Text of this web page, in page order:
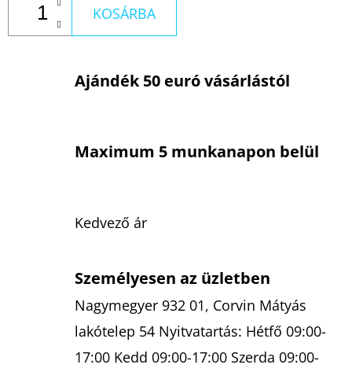
KOSÁRBA
Ajándék 50 euró vásárlástól
Maximum 5 munkanapon belül
Kedvező ár
Személyesen az üzletben
Nagymegyer 932 01, Corvin Mátyás
lakótelep 54 Nyitvatartás: Hétfő 09:00-
17:00 Kedd 09:00-17:00 Szerda 09:00-